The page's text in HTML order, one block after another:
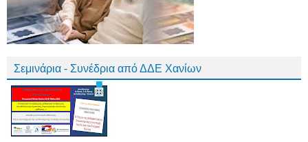
Σεμινάρια - Συνέδρια από ΔΔΕ Χανίων